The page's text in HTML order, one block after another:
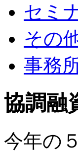
セミ
その
事務
協調融
今年の